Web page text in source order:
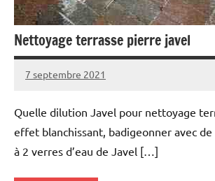
Nettoyage terrasse pierre javel
7 septembre 2021
Quelle dilution Javel pour nettoyage
effet blanchissant, badigeonner avec de
à 2 verres d’eau de Javel […]